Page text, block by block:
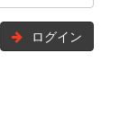
ログイン